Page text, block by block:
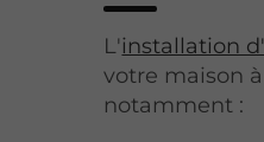
L'installation
votre maison
notamment :